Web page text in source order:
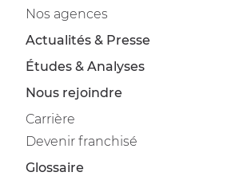
Nos agences
Actualités & Presse
Études & Analyses
Nous rejoindre
Carrière
Devenir franchisé
Glossaire